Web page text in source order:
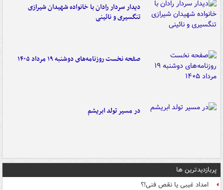
دیدار سردار رادان با خانواده‌ شهیدان شیرازی
تنگسیری و نائینی
صفحه نخست روزنامه‌های دوشنبه ۱۹ مرداد ۱۴۰۵
در مسیر تولد ابریشم
پربازدیدترین ها
امداد غیبی یا نقص فنی!؟